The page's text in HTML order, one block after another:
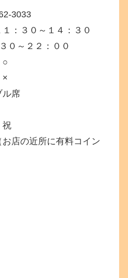
3033
：３０～１４：３０
０～２２：００
席
店の近所に有料コイン